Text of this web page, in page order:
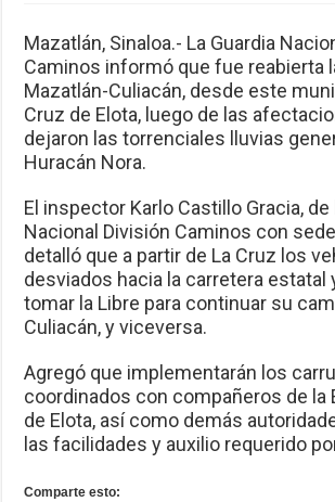
Mazatlán, Sinaloa.- La Guardia
Caminos informó que fue reabierta
Mazatlán-Culiacán, desde este
Cruz de Elota, luego de las
dejaron las torrenciales lluvias
Huracán Nora.
El inspector Karlo Castillo Gracia, de
Nacional División Caminos con
detalló que a partir de La Cruz los
desviados hacia la carretera estatal
tomar la Libre para continuar su
Culiacán, y viceversa.
Agregó que implementarán los
coordinados con compañeros de la
de Elota, así como demás
las facilidades y auxilio requerido
Comparte esto: